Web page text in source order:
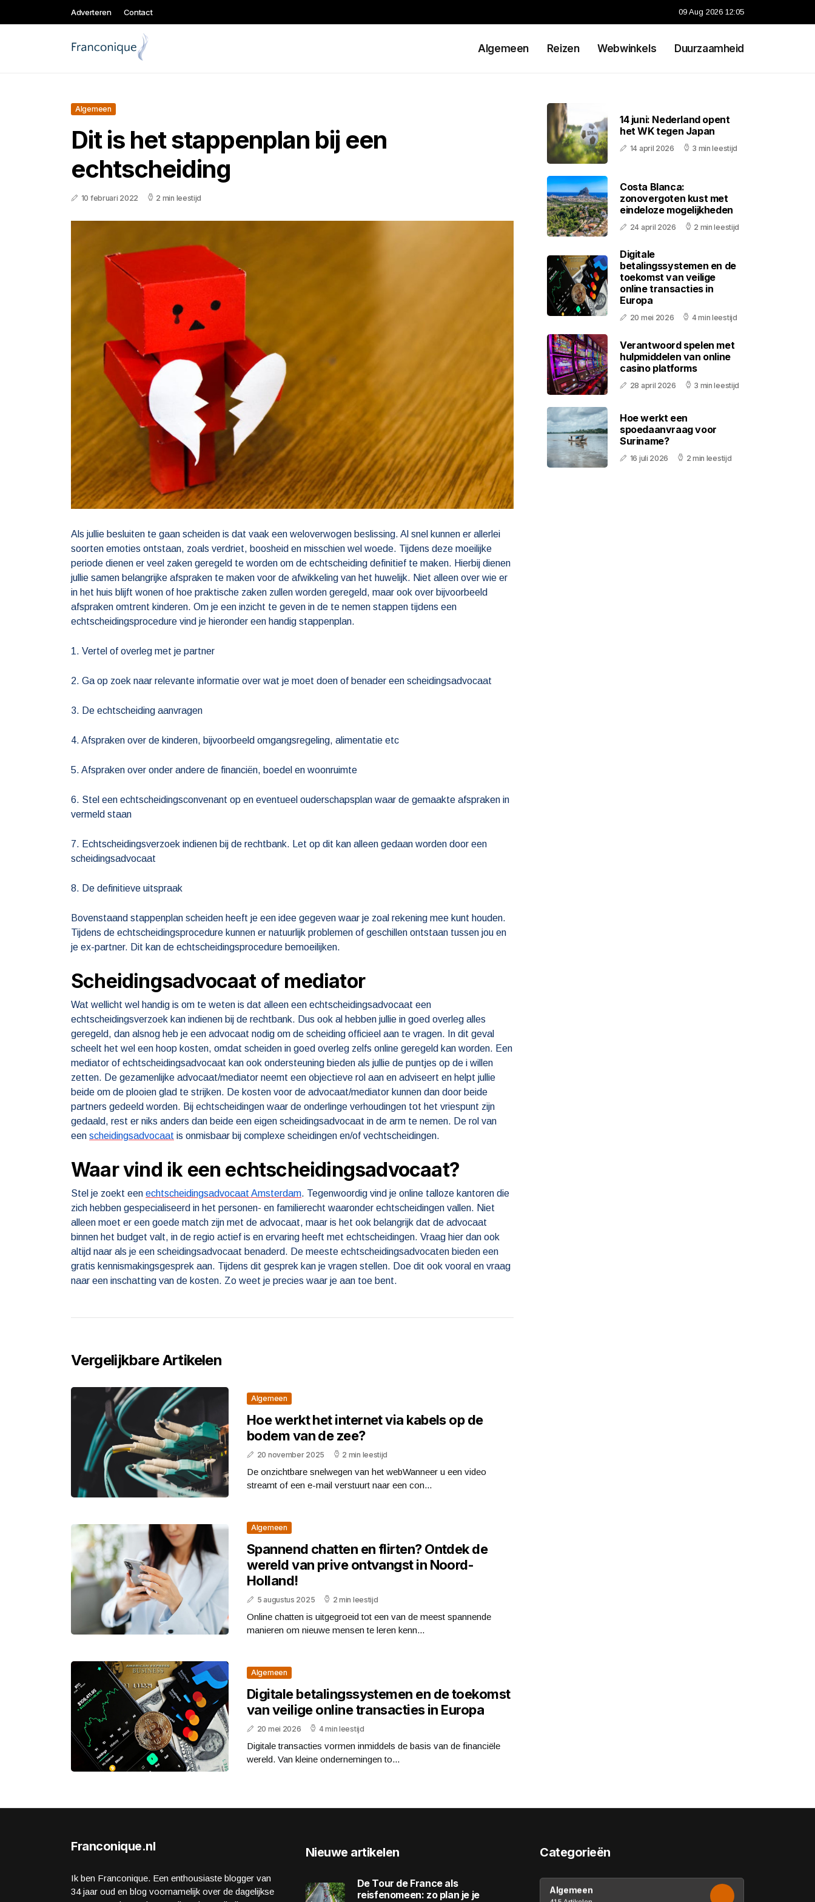
Adverteren Contact 09 Aug 2026 12:05
Algemeen Reizen Webwinkels Duurzaamheid
Algemeen
Dit is het stappenplan bij een
echtscheiding
10 februari 2022 2 min leestijd
Als jullie besluiten te gaan scheiden is dat vaak een weloverwogen beslissing. Al snel kunnen er allerlei
soorten emoties ontstaan, zoals verdriet, boosheid en misschien wel woede. Tijdens deze moeilijke
periode dienen er veel zaken geregeld te worden om de echtscheiding definitief te maken. Hierbij dienen
jullie samen belangrijke afspraken te maken voor de afwikkeling van het huwelijk. Niet alleen over wie er
in het huis blijft wonen of hoe praktische zaken zullen worden geregeld, maar ook over bijvoorbeeld
afspraken omtrent kinderen. Om je een inzicht te geven in de te nemen stappen tijdens een
echtscheidingsprocedure vind je hieronder een handig stappenplan.
1. Vertel of overleg met je partner
2. Ga op zoek naar relevante informatie over wat je moet doen of benader een scheidingsadvocaat
3. De echtscheiding aanvragen
4. Afspraken over de kinderen, bijvoorbeeld omgangsregeling, alimentatie etc
5. Afspraken over onder andere de financiën, boedel en woonruimte
6. Stel een echtscheidingsconvenant op en eventueel ouderschapsplan waar de gemaakte afspraken in
vermeld staan
7. Echtscheidingsverzoek indienen bij de rechtbank. Let op dit kan alleen gedaan worden door een
scheidingsadvocaat
8. De definitieve uitspraak
Bovenstaand stappenplan scheiden heeft je een idee gegeven waar je zoal rekening mee kunt houden.
Tijdens de echtscheidingsprocedure kunnen er natuurlijk problemen of geschillen ontstaan tussen jou en
je ex-partner. Dit kan de echtscheidingsprocedure bemoeilijken.
Scheidingsadvocaat of mediator
Wat wellicht wel handig is om te weten is dat alleen een echtscheidingsadvocaat een
echtscheidingsverzoek kan indienen bij de rechtbank. Dus ook al hebben jullie in goed overleg alles
geregeld, dan alsnog heb je een advocaat nodig om de scheiding officieel aan te vragen. In dit geval
scheelt het wel een hoop kosten, omdat scheiden in goed overleg zelfs online geregeld kan worden. Een
mediator of echtscheidingsadvocaat kan ook ondersteuning bieden als jullie de puntjes op de i willen
zetten. De gezamenlijke advocaat/mediator neemt een objectieve rol aan en adviseert en helpt jullie
beide om de plooien glad te strijken. De kosten voor de advocaat/mediator kunnen dan door beide
partners gedeeld worden. Bij echtscheidingen waar de onderlinge verhoudingen tot het vriespunt zijn
gedaald, rest er niks anders dan beide een eigen scheidingsadvocaat in de arm te nemen. De rol van
een scheidingsadvocaat is onmisbaar bij complexe scheidingen en/of vechtscheidingen.
Waar vind ik een echtscheidingsadvocaat?
Stel je zoekt een echtscheidingsadvocaat Amsterdam. Tegenwoordig vind je online talloze kantoren die
zich hebben gespecialiseerd in het personen- en familierecht waaronder echtscheidingen vallen. Niet
alleen moet er een goede match zijn met de advocaat, maar is het ook belangrijk dat de advocaat
binnen het budget valt, in de regio actief is en ervaring heeft met echtscheidingen. Vraag hier dan ook
altijd naar als je een scheidingsadvocaat benaderd. De meeste echtscheidingsadvocaten bieden een
gratis kennismakingsgesprek aan. Tijdens dit gesprek kan je vragen stellen. Doe dit ook vooral en vraag
naar een inschatting van de kosten. Zo weet je precies waar je aan toe bent.
Vergelijkbare Artikelen
Algemeen
Hoe werkt het internet via kabels op de
bodem van de zee?
20 november 2025 2 min leestijd
De onzichtbare snelwegen van het webWanneer u een video
streamt of een e-mail verstuurt naar een con...
Algemeen
Spannend chatten en flirten? Ontdek de
wereld van prive ontvangst in Noord-
Holland!
5 augustus 2025 2 min leestijd
Online chatten is uitgegroeid tot een van de meest spannende
manieren om nieuwe mensen te leren kenn...
Algemeen
Digitale betalingssystemen en de toekomst
van veilige online transacties in Europa
20 mei 2026 4 min leestijd
Digitale transacties vormen inmiddels de basis van de financiële
wereld. Van kleine ondernemingen to...
14 juni: Nederland opent
het WK tegen Japan
14 april 2026 3 min leestijd
Costa Blanca:
zonovergoten kust met
eindeloze mogelijkheden
24 april 2026 2 min leestijd
Digitale
betalingssystemen en de
toekomst van veilige
online transacties in
Europa
20 mei 2026 4 min leestijd
Verantwoord spelen met
hulpmiddelen van online
casino platforms
28 april 2026 3 min leestijd
Hoe werkt een
spoedaanvraag voor
Suriname?
16 juli 2026 2 min leestijd
Franconique.nl
Ik ben Franconique. Een enthousiaste blogger van
34 jaar oud en blog voornamelijk over de dagelijkse
Nieuwe artikelen
De Tour de France als
reisfenomeen: zo plan je je
Categorieën
Algemeen